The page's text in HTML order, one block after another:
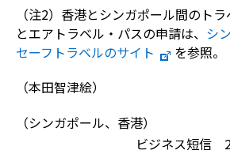
（注2）香港とシンガポール間のト
とエアトラベル・パスの申請は、 シ
セーフトラベルのサイト
を参照。
（本田智津絵）
（シンガポール、香港）
ビジネス短信